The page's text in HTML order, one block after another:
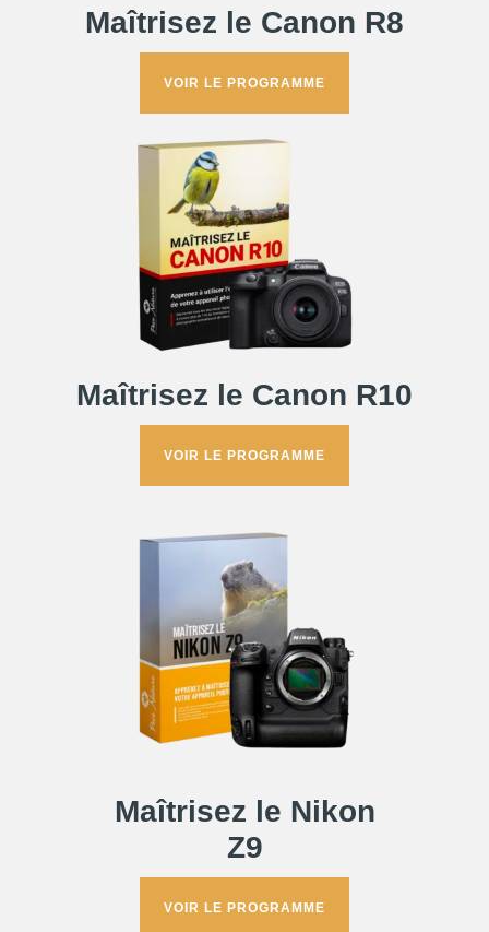
Maîtrisez le Canon R8
VOIR LE PROGRAMME
Maîtrisez le Canon R10
VOIR LE PROGRAMME
Maîtrisez le Nikon
Z9
VOIR LE PROGRAMME